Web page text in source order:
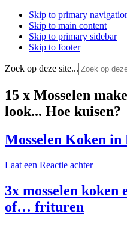
Skip to primary
Skip to main content
Skip to primary sidebar
Skip to footer
Zoek op deze site...
15 x Mosselen
look... Hoe kuisen?
Mosselen Koken in
Laat een Reactie achter
3x mosselen koken
of… frituren